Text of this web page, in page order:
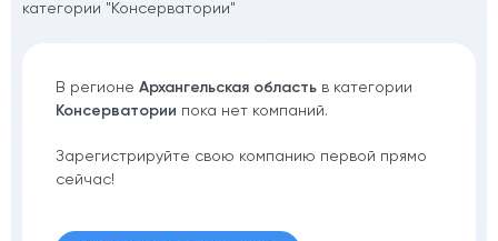
категории "Консерватории"
В регионе Архангельская область в категории
Консерватории пока нет компаний.
Зарегистрируйте свою компанию первой прямо
сейчас!